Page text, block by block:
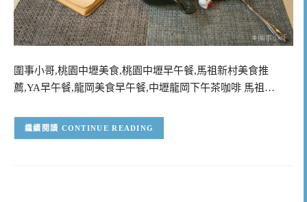
圍事小哥,桃園中壢美食,桃園中壢早午餐,馬祖新村美食推
薦,YA早午餐,龍岡美食早午餐,中壢龍岡下午茶咖啡 馬祖…
CONTINUE READING